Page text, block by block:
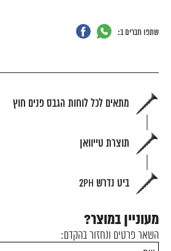
שתפו חברים ב:
מתאים לכל לוחות הגבס פנים חוץ
תוצרת טייוואן
ביט נדרש 2PH
מעוניין במוצר?
השאר פרטים ונחזור בהקדם: